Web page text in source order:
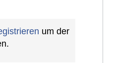
um der